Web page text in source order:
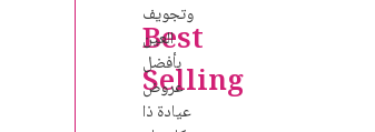
Best
Selling